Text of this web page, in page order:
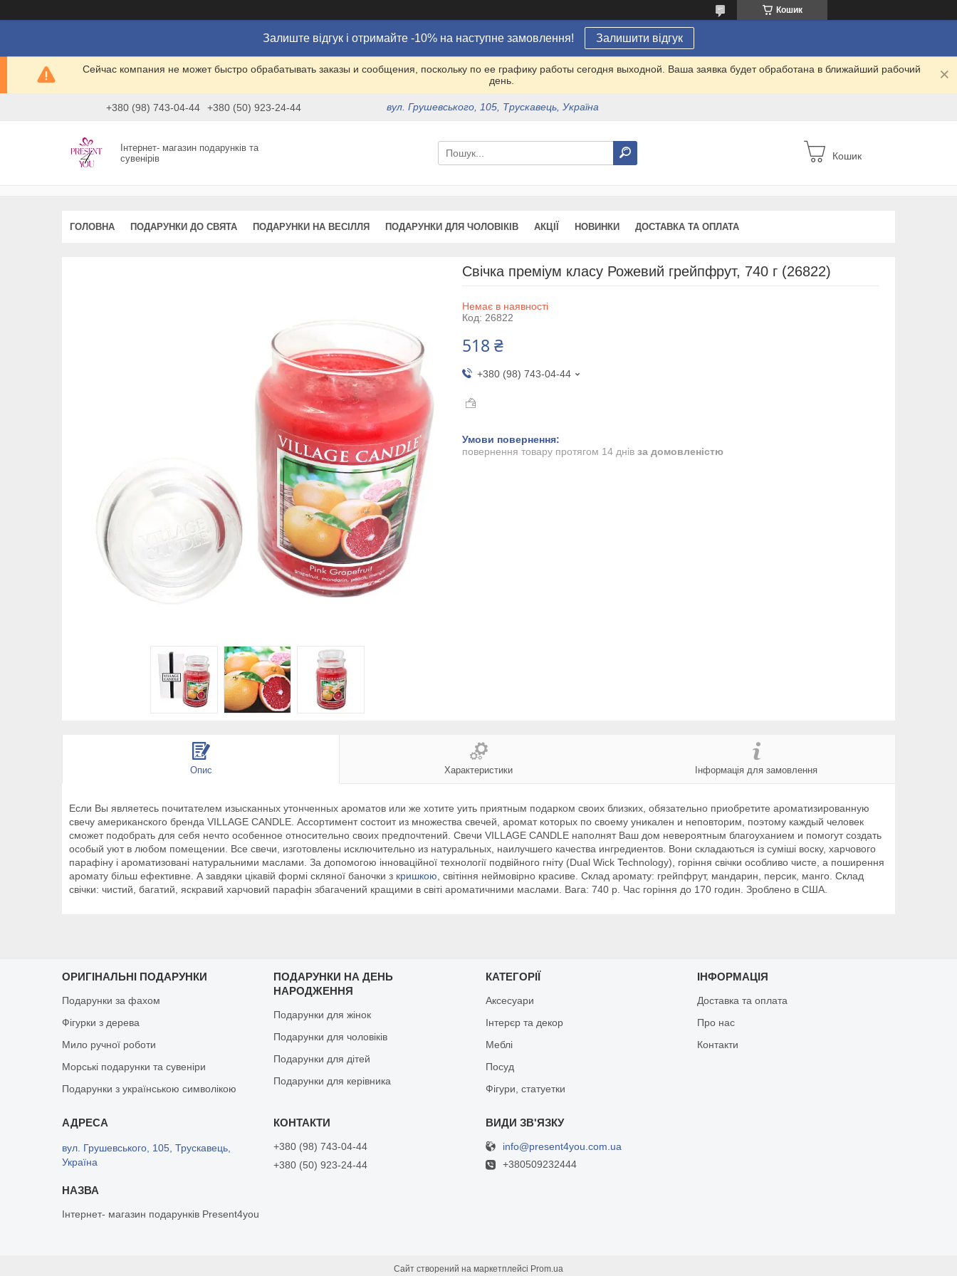
Кошик
Залиште відгук і отримайте -10% на наступне замовлення! Залишити відгук
Сейчас компания не может быстро обрабатывать заказы и сообщения, поскольку по ее графику работы сегодня выходной. Ваша заявка будет обработана в ближайший рабочий
день.
+380 (98) 743-04-44 +380 (50) 923-24-44 вул. Грушевського, 105, Трускавець, Україна
Інтернет- магазин подарунків та
сувенірів
Кошик
ГОЛОВНА ПОДАРУНКИ ДО СВЯТА ПОДАРУНКИ НА ВЕСІЛЛЯ ПОДАРУНКИ ДЛЯ ЧОЛОВІКІВ АКЦІЇ НОВИНКИ ДОСТАВКА ТА ОПЛАТА
Свічка преміум класу Рожевий грейпфрут, 740 г (26822)
Немає в наявності
Код: 26822
518 ₴
+380 (98) 743-04-44
повернення товару протягом 14 днів за домовленістю
Опис Характеристики Інформація для замовлення
Если Вы являетесь почитателем изысканных утонченных ароматов или же хотите уить приятным подарком своих близких, обязательно приобретите ароматизированную
свечу американского бренда VILLAGE CANDLE. Ассортимент состоит из множества свечей, аромат которых по своему уникален и неповторим, поэтому каждый человек
сможет подобрать для себя нечто особенное относительно своих предпочтений. Свечи VILLAGE CANDLE наполнят Ваш дом невероятным благоуханием и помогут создать
особый уют в любом помещении. Все свечи, изготовлены исключительно из натуральных, наилучшего качества ингредиентов. Вони складаються із суміші воску, харчового
парафіну і ароматизовані натуральними маслами. За допомогою інноваційної технології подвійного гніту (Dual Wick Technology), горіння свічки особливо чисте, а поширення
аромату більш ефективне. А завдяки цікавій формі скляної баночки з кришкою , світіння неймовірно красиве. Склад аромату: грейпфрут, мандарин, персик, манго. Склад
свічки: чистий, багатий, яскравий харчовий парафін збагачений кращими в світі ароматичними маслами. Вага: 740 р. Час горіння до 170 годин. Зроблено в США.
ОРИГІНАЛЬНІ ПОДАРУНКИ
Подарунки за фахом
Фігурки з дерева
Мило ручної роботи
Морські подарунки та сувеніри
Подарунки з українською символікою
ПОДАРУНКИ НА ДЕНЬ
НАРОДЖЕННЯ
Подарунки для жінок
Подарунки для чоловіків
Подарунки для дітей
Подарунки для керівника
КАТЕГОРІЇ
Аксесуари
Інтерєр та декор
Меблі
Посуд
Фігури, статуетки
ІНФОРМАЦІЯ
Доставка та оплата
Про нас
Контакти
вул. Грушевського, 105, Трускавець,
Україна
Інтернет- магазин подарунків Present4you
+380 (98) 743-04-44
+380 (50) 923-24-44
info@present4you.com.ua
+380509232444
Сайт створений на маркетплейсі Prom.ua